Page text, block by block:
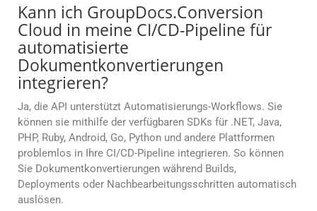
Kann ich GroupDocs.Conversion
Cloud in meine CI/CD-Pipeline für
automatisierte
Dokumentkonvertierungen
integrieren?
Ja, die API unterstützt Automatisierungs-Workflows. Sie
können sie mithilfe der verfügbaren SDKs für .NET, Java,
PHP, Ruby, Android, Go, Python und andere Plattformen
problemlos in Ihre CI/CD-Pipeline integrieren. So können
Sie Dokumentkonvertierungen während Builds,
Deployments oder Nachbearbeitungsschritten automatisch
auslösen.